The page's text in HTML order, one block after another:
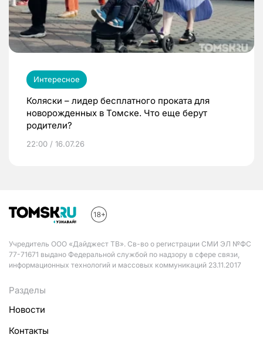
Интересное
Коляски – лидер бесплатного проката для
новорожденных в Томске. Что еще берут
родители?
22:00 / 16.07.26
Учредитель ООО «Дайджест ТВ». Св-во о регистрации СМИ ЭЛ №ФС
77-71671 выдано Федеральной службой по надзору в сфере связи,
информационных технологий и массовых коммуникаций 23.11.2017
Разделы
Новости
Контакты